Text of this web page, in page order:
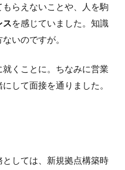
らえないことや、人を駒
ス を感じていました。知識
いのですが。
くことに。ちなみに営業
して面接を通りました。
しては、新規拠点構築時